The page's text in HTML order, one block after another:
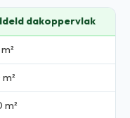
dakoppervlak
m²